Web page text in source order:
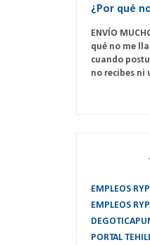
¿Por qué
ENVÍO
qué no me
cuando
no recibes ni
EMPLEOS RYP
EMPLEOS
PORTAL